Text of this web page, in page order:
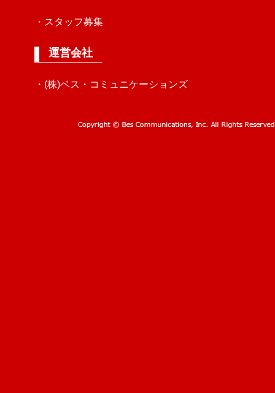
・スタッフ募集
運営会社
・(株)ベス・コミュニケーションズ